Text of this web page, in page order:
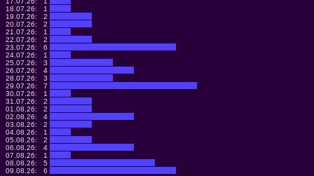
18.07.26:
1
19.07.26:
2
20.07.26:
2
21.07.26:
1
22.07.26:
2
23.07.26:
6
24.07.26:
1
25.07.26:
3
26.07.26:
4
28.07.26:
3
29.07.26:
7
30.07.26:
1
31.07.26:
2
01.08.26:
2
02.08.26:
4
03.08.26:
2
04.08.26:
1
05.08.26:
2
06.08.26:
4
07.08.26:
1
08.08.26:
5
09.08.26:
6